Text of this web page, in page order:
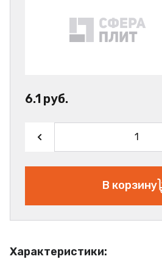
Характеристики:
6.1 руб.
В корзину